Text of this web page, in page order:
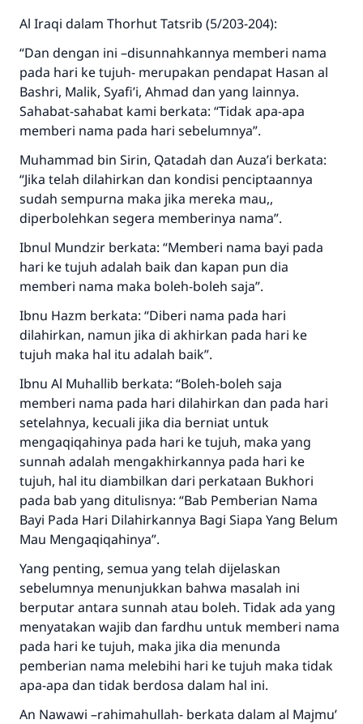
Al Iraqi dalam Thorhut Tatsrib (5/203-204):
“Dan dengan ini –disunnahkannya memberi nama
pada hari ke tujuh- merupakan pendapat Hasan al
Bashri, Malik, Syafi’i, Ahmad dan yang lainnya.
Sahabat-sahabat kami berkata: “Tidak apa-apa
memberi nama pada hari sebelumnya”.
Muhammad bin Sirin, Qatadah dan Auza’i berkata:
“Jika telah dilahirkan dan kondisi penciptaannya
sudah sempurna maka jika mereka mau,,
diperbolehkan segera memberinya nama”.
Ibnul Mundzir berkata: “Memberi nama bayi pada
hari ke tujuh adalah baik dan kapan pun dia
memberi nama maka boleh-boleh saja”.
Ibnu Hazm berkata: “Diberi nama pada hari
dilahirkan, namun jika di akhirkan pada hari ke
tujuh maka hal itu adalah baik”.
Ibnu Al Muhallib berkata: “Boleh-boleh saja
memberi nama pada hari dilahirkan dan pada hari
setelahnya, kecuali jika dia berniat untuk
mengaqiqahinya pada hari ke tujuh, maka yang
sunnah adalah mengakhirkannya pada hari ke
tujuh, hal itu diambilkan dari perkataan Bukhori
pada bab yang ditulisnya: “Bab Pemberian Nama
Bayi Pada Hari Dilahirkannya Bagi Siapa Yang Belum
Mau Mengaqiqahinya”.
Yang penting, semua yang telah dijelaskan
sebelumnya menunjukkan bahwa masalah ini
berputar antara sunnah atau boleh. Tidak ada yang
menyatakan wajib dan fardhu untuk memberi nama
pada hari ke tujuh, maka jika dia menunda
pemberian nama melebihi hari ke tujuh maka tidak
apa-apa dan tidak berdosa dalam hal ini.
An Nawawi –rahimahullah- berkata dalam al Majmu’
menyelamatkan pernikahan.
Bantu kami dalam memberikan jawaban untuk umat
Rasulullah ﷺ bersabda
"Siapa yang menunjukkan suatu kebaikan,
meka dia akan mendapatkan pahala yang
sama dengan orang yang melakukannya"
MUSLIM, 1893
Saham